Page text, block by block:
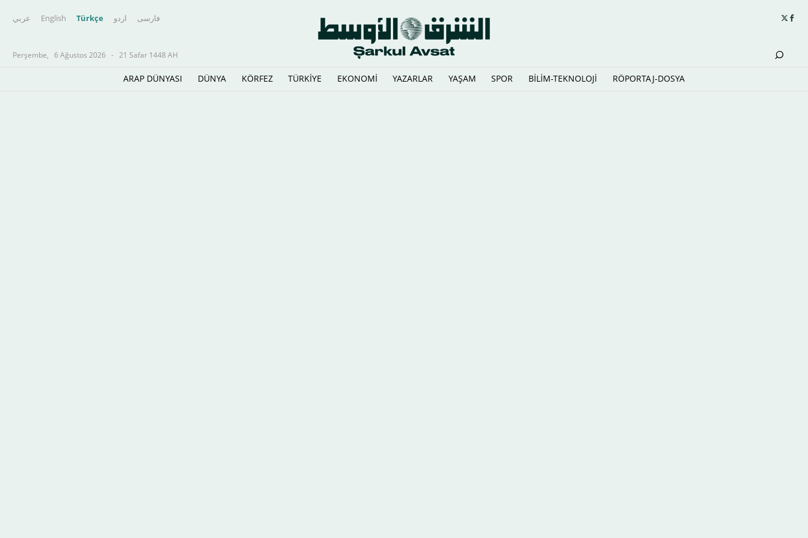
عربي English Türkçe اردو فارسى
Perşembe, 6 Ağustos 2026 - 21 Safar 1448 AH
ARAP DÜNYASI DÜNYA KÖRFEZ TÜRKİYE EKONOMİ YAZARLAR YAŞAM SPOR BİLİM-TEKNOLOJİ RÖPORTAJ-DOSYA